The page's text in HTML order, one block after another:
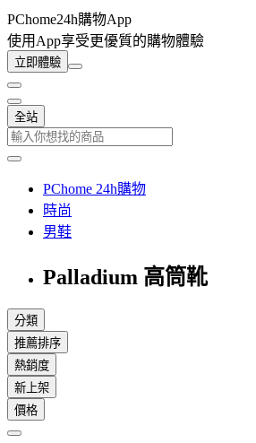
PChome24h購物App
使用App享受更優質的購物體驗
立即體驗
全站
PChome 24h購物
時尚
男鞋
Palladium 高筒靴
分類
推薦排序
熱銷度
新上架
價格